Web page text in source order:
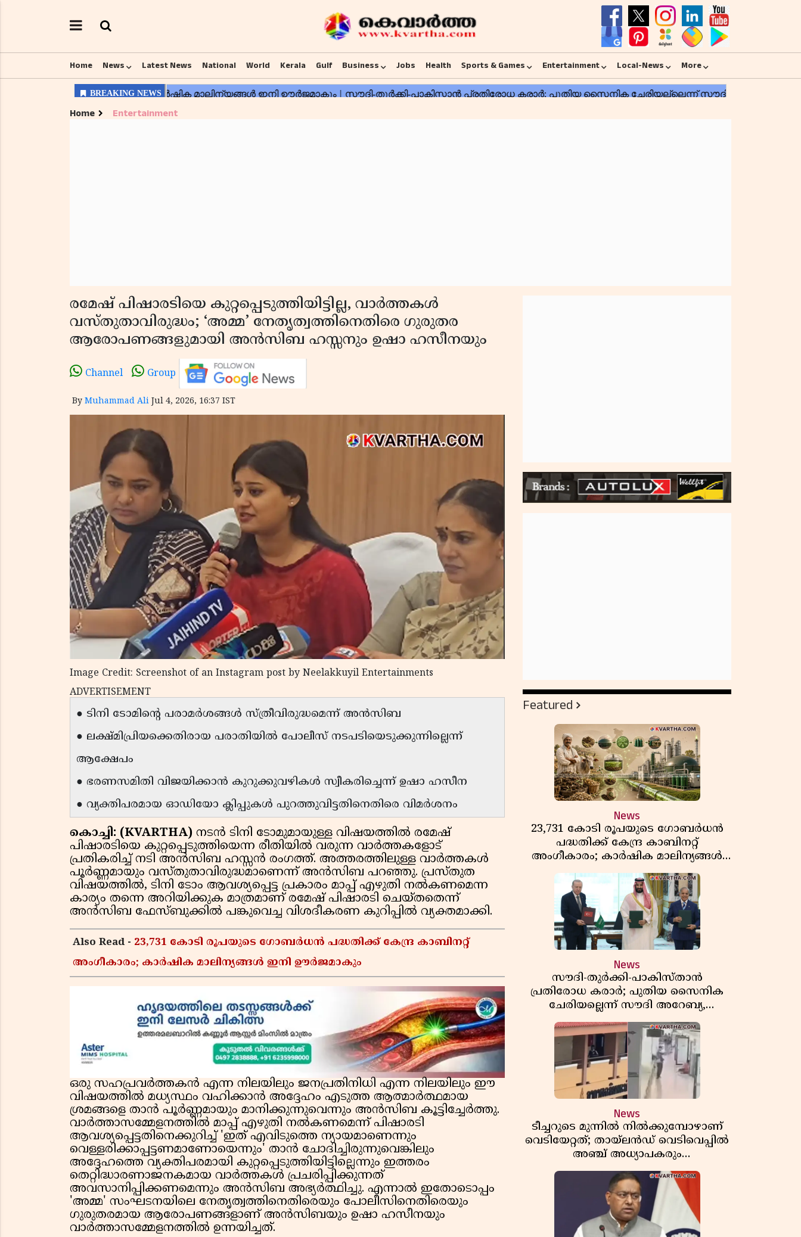
Home News Latest News National World Kerala Gulf Business Jobs Health Sports & Games Entertainment Local-News More
Home Entertainment
രമേഷ് പിഷാരടിയെ കുറ്റപ്പെടുത്തിയിട്ടില്ല, വാര്‍ത്തകള്‍
വസ്തുതാവിരുദ്ധം; ‘അമ്മ’ നേതൃത്വത്തിനെതിരെ ഗുരുതര
ആരോപണങ്ങളുമായി അന്‍സിബ ഹസ്സനും ഉഷാ ഹസീനയും
Channel Group
By Muhammad Ali Jul 4, 2026, 16:37 IST
Image Credit: Screenshot of an Instagram post by Neelakkuyil Entertainments
ADVERTISEMENT
● ടിനി ടോമിന്റെ പരാമർശങ്ങൾ സ്ത്രീവിരുദ്ധമെന്ന് അൻസിബ
● ലക്ഷ്മിപ്രിയക്കെതിരായ പരാതിയിൽ പോലീസ് നടപടിയെടുക്കുന്നില്ലെന്ന്
ആക്ഷേപം
● ഭരണസമിതി വിജയിക്കാൻ കുറുക്കുവഴികൾ സ്വീകരിച്ചെന്ന് ഉഷാ ഹസീന
● വ്യക്തിപരമായ ഓഡിയോ ക്ലിപ്പുകൾ പുറത്തുവിട്ടതിനെതിരെ വിമർശനം
കൊച്ചി: (KVARTHA) നടന്‍ ടിനി ടോമുമായുള്ള വിഷയത്തില്‍ രമേഷ്
പിഷാരടിയെ കുറ്റപ്പെടുത്തിയെന്ന രീതിയിൽ വരുന്ന വാര്‍ത്തകളോട്
പ്രതികരിച്ച് നടി അന്‍സിബ ഹസ്സന്‍ രംഗത്ത്. അത്തരത്തിലുള്ള വാര്‍ത്തകള്‍
പൂര്‍ണ്ണമായും വസ്തുതാവിരുദ്ധമാണെന്ന് അന്‍സിബ പറഞ്ഞു. പ്രസ്തുത
വിഷയത്തില്‍, ടിനി ടോം ആവശ്യപ്പെട്ട പ്രകാരം മാപ്പ് എഴുതി നല്‍കണമെന്ന
കാര്യം തന്നെ അറിയിക്കുക മാത്രമാണ് രമേഷ് പിഷാരടി ചെയ്തതെന്ന്
അന്‍സിബ ഫേസ്ബുക്കില്‍ പങ്കുവെച്ച വിശദീകരണ കുറിപ്പില്‍ വ്യക്തമാക്കി.
Also Read - 23,731 കോടി രൂപയുടെ ഗോബർധൻ പദ്ധതിക്ക് കേന്ദ്ര കാബിനറ്റ്
അംഗീകാരം; കാർഷിക മാലിന്യങ്ങൾ ഇനി ഊർജമാകും
ഒരു സഹപ്രവര്‍ത്തകന്‍ എന്ന നിലയിലും ജനപ്രതിനിധി എന്ന നിലയിലും ഈ
വിഷയത്തില്‍ മധ്യസ്ഥം വഹിക്കാന്‍ അദ്ദേഹം എടുത്ത ആത്മാര്‍ത്ഥമായ
ശ്രമങ്ങളെ താൻ പൂര്‍ണ്ണമായും മാനിക്കുന്നുവെന്നും അൻസിബ കൂട്ടിച്ചേർത്തു.
വാർത്താസമ്മേളനത്തിൽ മാപ്പ് എഴുതി നൽകണമെന്ന് പിഷാരടി
ആവശ്യപ്പെട്ടതിനെക്കുറിച്ച് 'ഇത് എവിടുത്തെ ന്യായമാണെന്നും
വെള്ളരിക്കാപ്പട്ടണമാണോയെന്നും' താൻ ചോദിച്ചിരുന്നുവെങ്കിലും
അദ്ദേഹത്തെ വ്യക്തിപരമായി കുറ്റപ്പെടുത്തിയിട്ടില്ലെന്നും ഇത്തരം
തെറ്റിദ്ധാരണാജനകമായ വാര്‍ത്തകള്‍ പ്രചരിപ്പിക്കുന്നത്
അവസാനിപ്പിക്കണമെന്നും അൻസിബ അഭ്യർത്ഥിച്ചു. എന്നാൽ ഇതോടൊപ്പം
'അമ്മ' സംഘടനയിലെ നേതൃത്വത്തിനെതിരെയും പോലീസിനെതിരെയും
ഗുരുതരമായ ആരോപണങ്ങളാണ് അൻസിബയും ഉഷാ ഹസീനയും
വാർത്താസമ്മേളനത്തിൽ ഉന്നയിച്ചത്.
Featured
News
23,731 കോടി രൂപയുടെ ഗോബർധൻ
പദ്ധതിക്ക് കേന്ദ്ര കാബിനറ്റ്
അംഗീകാരം; കാർഷിക മാലിന്യങ്ങൾ
ഇനി ഊർജമാകും
News
സൗദി-തുർക്കി-പാകിസ്താൻ
പ്രതിരോധ കരാർ; പുതിയ സൈനിക
ചേരിയല്ലെന്ന് സൗദി അറേബ്യ,
വിമർശനവുമായി ഇറാൻ
News
ടീച്ചറുടെ മുന്നിൽ നിൽക്കുമ്പോഴാണ്
വെടിയേറ്റത്; തായ്‌ലൻഡ് വെടിവെപ്പിൽ
അഞ്ച് അധ്യാപകരും
മുത്തശ്ശീമുത്തശ്ശന്മാരും കൊല്ലപ്പെട്ടു,
മരണസംഖ്യ 7; ഞെട്ടിക്കുന്ന
വെളിപ്പെടുത്തലുകൾ